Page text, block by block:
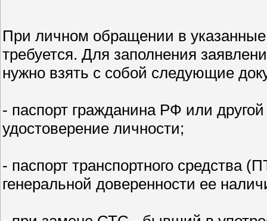
При личном обращении в
требуется. Для заполнения
нужно взять с собой следующие
- паспорт гражданина РФ или
удостоверение личности;
- паспорт транспортного средства
генеральной доверенности ее